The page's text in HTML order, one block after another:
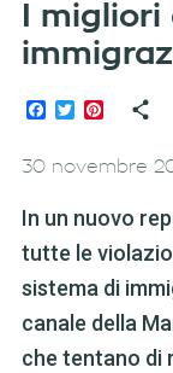
I
Facebook
TwitterPinterest
30 novembre
In un nuovo
tutte le
sistema di
canale della
che tentano di